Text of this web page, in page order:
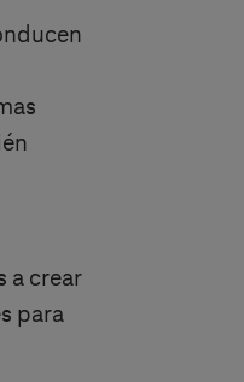
a crear
para